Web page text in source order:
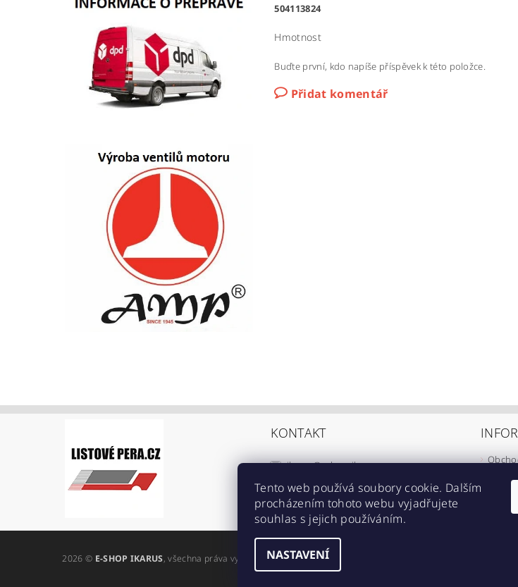
504113824
Hmotnost
Buďte první, kdo napíše příspěvek k této položce.
Přidat komentář
KONTAKT
ikarus@eshop-ikarus.cz
+420 605 981 910
https://www.facebook.com/eshopikarus/?
ref=br_rs
2026 © E-SHOP IKARUS, všechna práva vyhrazenaUpravit nastavení cookies
Tento web používá soubory cookie. Dalším
procházením tohoto webu vyjadřujete
souhlas s jejich používáním.
NASTAVENÍ